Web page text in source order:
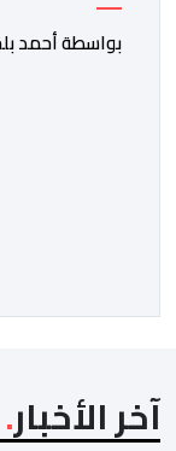
بواسطة أحمد
آخر الأخبار